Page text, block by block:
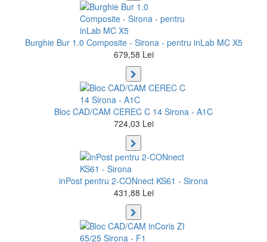
Burghie Bur 1.0 Composite - Sirona - pentru inLab MC X5
679,58 Lei
Bloc CAD/CAM CEREC C 14 Sirona - A1C
724,03 Lei
inPost pentru 2-CONnect KS61 - Sirona
431,88 Lei